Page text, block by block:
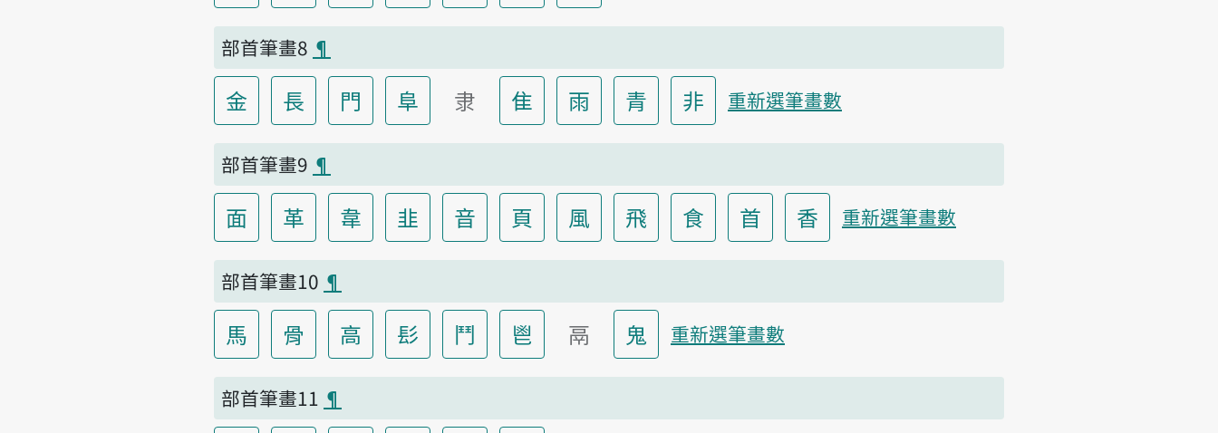
部首筆畫8 ¶
金 長 門 阜 隶 隹 雨 青 非 重新選筆畫數
部首筆畫9 ¶
面 革 韋 韭 音 頁 風 飛 食 首 香 重新選筆畫數
部首筆畫10 ¶
馬 骨 高 髟 鬥 鬯 鬲 鬼 重新選筆畫數
部首筆畫11 ¶